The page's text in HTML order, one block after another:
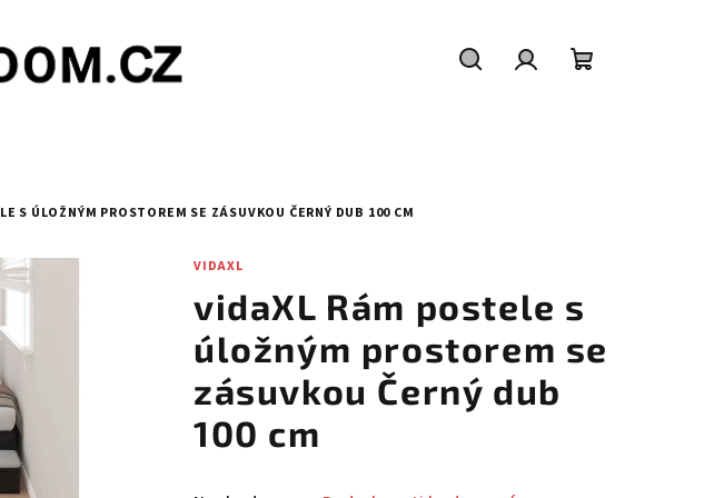
S ÚLOŽNÝM PROSTOREM SE ZÁSUVKOU ČERNÝ DUB 100 CM
VIDAXL
vidaXL Rám postele s
úložným prostorem se
zásuvkou Černý dub
100 cm